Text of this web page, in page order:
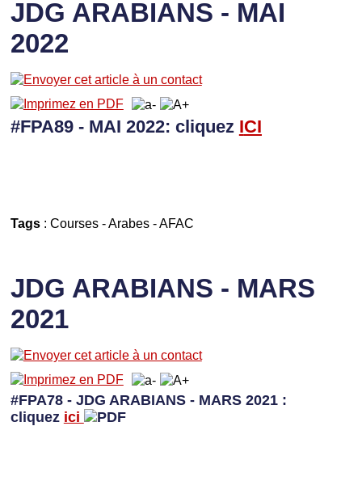
JDG ARABIANS - MAI
2022
#FPA89 - MAI 2022: cliquez ICI
Tags: Courses-Arabes-AFAC
JDG ARABIANS - MARS
2021
#FPA78 - JDG ARABIANS - MARS 2021 :
cliquez ici